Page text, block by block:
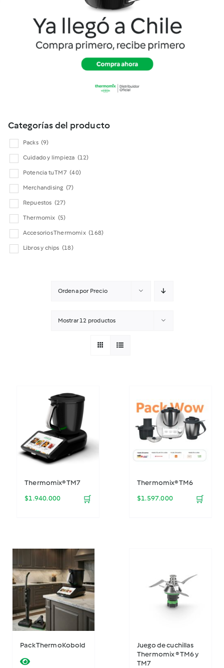
Cookidoo
Categorías del producto
Packs (9)
Cuidado y limpieza (12)
Potencia tu TM7 (40)
Merchandising (7)
Repuestos (27)
Thermomix (5)
Accesorios Thermomix (168)
Libros y chips (18)
Ordena por Precio
Mostrar12 productos
Thermomix® TM7
$1.940.000 🛒
Thermomix® TM6
$1.597.000 🛒
Pack ThermoKobold
Juego de cuchillas
Thermomix ® TM6 y
TM7